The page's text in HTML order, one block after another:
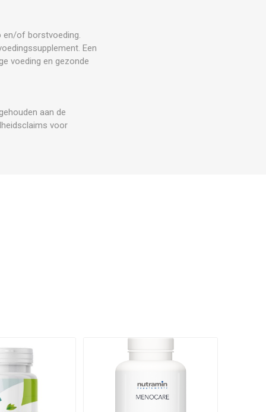
en/of borstvoeding.
Een
voeding en gezonde
aan de
voor